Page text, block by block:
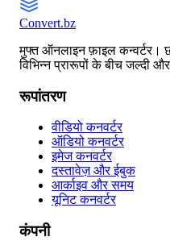
Convert.bz
मुफ्त ऑनलाइन फ़ाइल कन्वर्टर।
विभिन्न प्रारूपों के बीच जल्दी
रूपांतरण
वीडियो कनवर्टर
ऑडियो कनवर्टर
इमेज कनवर्टर
दस्तावेज़ और ईबुक
आर्काइव और समय
यूनिट कनवर्टर
कंपनी